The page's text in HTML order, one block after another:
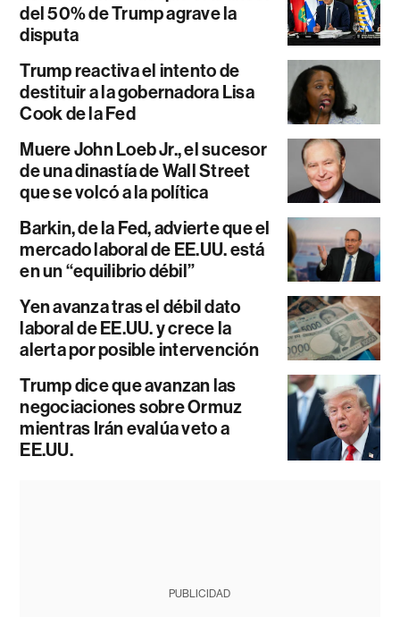
del 50% de Trump agrave la
disputa
Trump reactiva el intento de
destituir a la gobernadora Lisa
Cook de la Fed
Muere John Loeb Jr., el sucesor
de una dinastía de Wall Street
que se volcó a la política
Barkin, de la Fed, advierte que el
mercado laboral de EE.UU. está
en un “equilibrio débil”
Yen avanza tras el débil dato
laboral de EE.UU. y crece la
alerta por posible intervención
Trump dice que avanzan las
negociaciones sobre Ormuz
mientras Irán evalúa veto a
EE.UU.
PUBLICIDAD